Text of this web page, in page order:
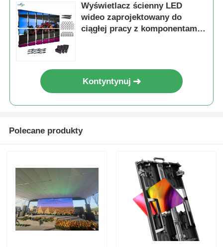
Wyświetlacz ścienny LED
wideo zaprojektowany do
ciągłej pracy z komponentami
Kontyntynuj
Polecane produkty